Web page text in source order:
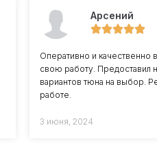
Арсений
Оперативно и качественно
свою работу. Предоставил
вариантов тюна на выбор.
работе.
3 июня, 2024